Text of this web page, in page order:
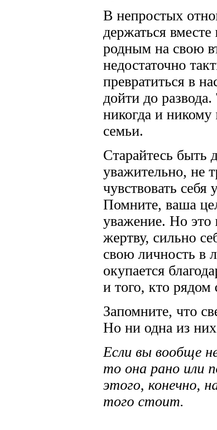
В непростых
держаться
родным на свою
недостаточно
превратиться в
дойти до
никогда и никому
семьи.
Старайтесь быть
уважительно, не
чувствовать
Помните, ваша
уважение. Но это
жертву, сильно
свою личность в
окупается
и того, кто рядом
Запомните, что
Но ни одна из
Если вы вообще
то она рано или
этого, конечно,
того стоит.